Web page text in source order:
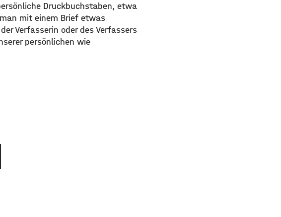
Druckbuchstaben, etwa
mit einem Brief etwas
Verfasserin oder des Verfassers
persönlichen wie